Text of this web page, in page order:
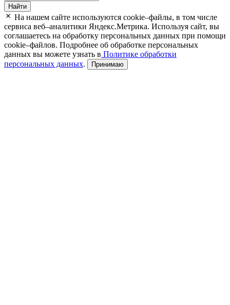
Найти
На нашем сайте используются cookie–файлы, в том числе
сервиса веб–аналитики Яндекс.Метрика. Используя сайт, вы
соглашаетесь на обработку персональных данных при помощи
cookie–файлов. Подробнее об обработке персональных
данных вы можете узнать в Политике обработки
персональных данных. Принимаю